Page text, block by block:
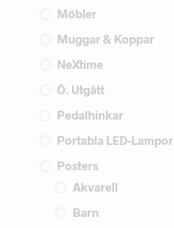
Möbler
Muggar & Koppar
NeXtime
Ö. Utgått
Pedalhinkar
Portabla LED-Lampor
Posters
Akvarell
Barn